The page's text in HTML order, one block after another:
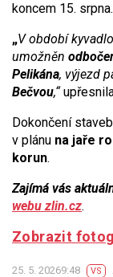
koncem 15. srpna.
„V období
umožněn
Pelikána, výjezd
Bečvou,“
Dokončení
v plánu na jaře
korun.
Zajímá vás
webu zlin.cz.
Zobrazit
25. 5. 20269:48 VS